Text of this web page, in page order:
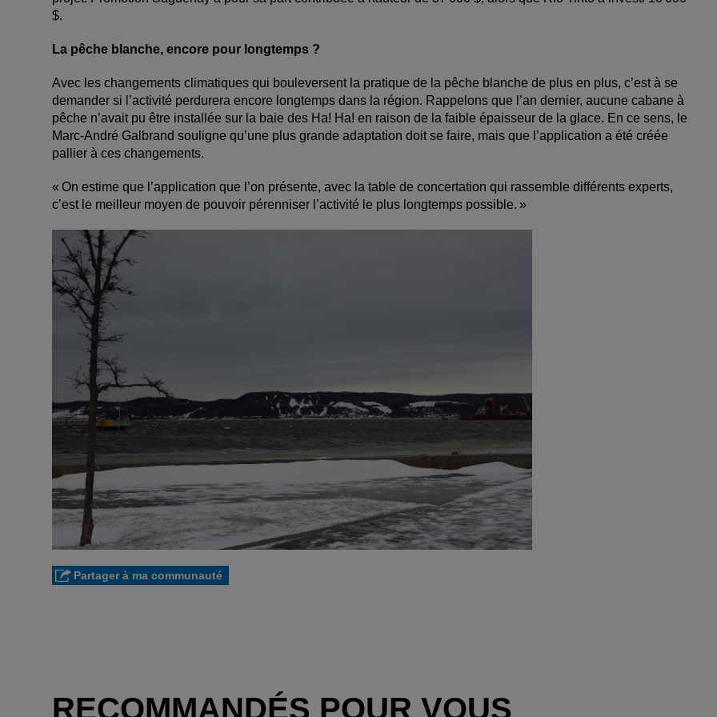
$.
La pêche blanche, encore pour longtemps ?
Avec les changements climatiques qui bouleversent la pratique de la pêche blanche de plus en plus, c’est à se
demander si l’activité perdurera encore longtemps dans la région. Rappelons que l’an dernier, aucune cabane à
pêche n’avait pu être installée sur la baie des Ha! Ha! en raison de la faible épaisseur de la glace. En ce sens, le
Marc-André Galbrand souligne qu’une plus grande adaptation doit se faire, mais que l’application a été créée
pallier à ces changements.
« On estime que l’application que l’on présente, avec la table de concertation qui rassemble différents experts,
c’est le meilleur moyen de pouvoir pérenniser l’activité le plus longtemps possible. »
Partager à ma communauté
RECOMMANDÉS POUR VOUS